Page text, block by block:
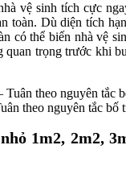
vệ sinh tích cực
toàn. Dù diện tích
có thể biến nhà vệ
quan trọng trước khi
theo nguyên tắc
1m2, 2m2,